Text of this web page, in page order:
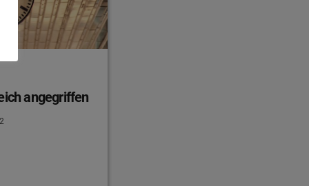
angegriffen
2